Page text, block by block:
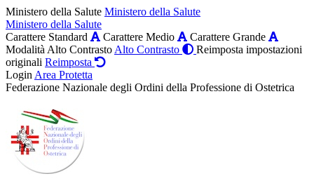
Ministero della Salute Ministero della Salute
Ministero della Salute
Carattere Standard
Carattere Medio
Carattere Grande
Modalità Alto Contrasto Alto Contrasto
Reimposta impostazioni
originali Reimposta
Login Area Protetta
Federazione Nazionale degli Ordini della Professione di Ostetrica